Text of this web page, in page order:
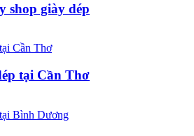
shop giày dép
tại Cần Thơ